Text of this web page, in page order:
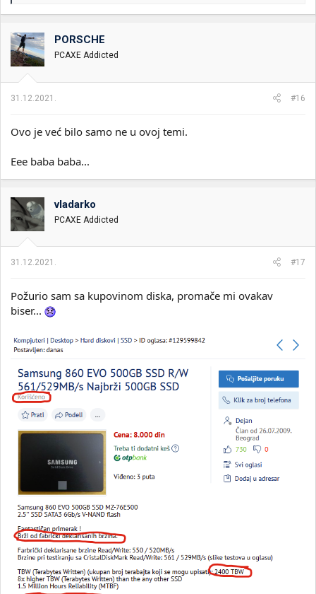
a
o
v
a
n
:
PORSCHE
PCAXE Addicted
31.12.2021. #16
Ovo je već bilo samo ne u ovoj temi.
Eee baba baba...
vladarko
PCAXE Addicted
31.12.2021. #17
Požurio sam sa kupovinom diska, promače mi ovakav
biser...